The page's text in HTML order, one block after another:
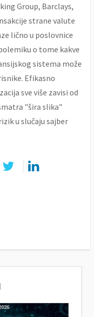
Group, Barclays,
strane valute
lično u poslovnice
o tome kakve
sistema može
Efikasno
sve više zavisi od
"šira slika"
u slučaju sajber